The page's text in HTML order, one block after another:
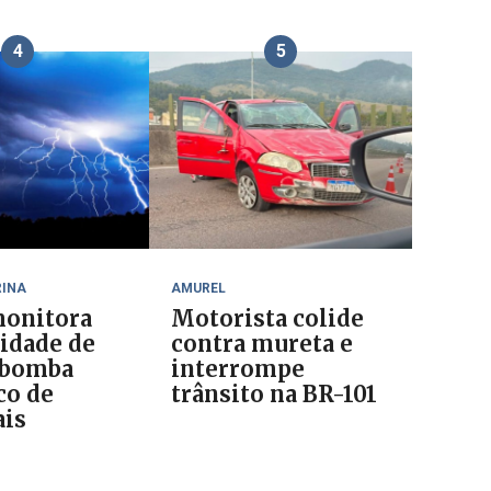
4
de
de
5
AMUREL
Motorista colide
contra mureta e
interrompe
trânsito na BR-101